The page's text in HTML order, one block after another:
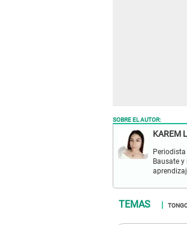
SOBRE EL AUTOR:
KAREM
Bausate